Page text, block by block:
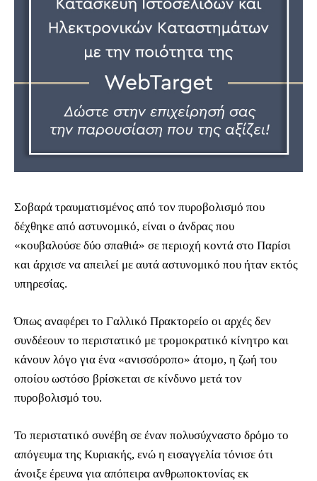
Σοβαρά τραυματισμένος από τον πυροβολισμό που
δέχθηκε από αστυνομικό, είναι ο άνδρας που
«κουβαλούσε δύο σπαθιά» σε περιοχή κοντά στο Παρίσι
και άρχισε να απειλεί με αυτά αστυνομικό που ήταν εκτός
υπηρεσίας.
Όπως αναφέρει το Γαλλικό Πρακτορείο οι αρχές δεν
συνδέεουν το περιστατικό με τρομοκρατικό κίνητρο και
κάνουν λόγο για ένα «ανισσόροπο» άτομο, η ζωή του
οποίου ωστόσο βρίσκεται σε κίνδυνο μετά τον
πυροβολισμό του.
Το περιστατικό συνέβη σε έναν πολυσύχναστο δρόμο το
απόγευμα της Κυριακής, ενώ η εισαγγελία τόνισε ότι
άνοιξε έρευνα για απόπειρα ανθρωποκτονίας εκ